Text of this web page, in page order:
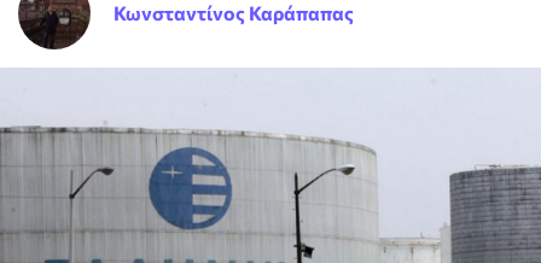
Κωνσταντίνος Καράπαπας